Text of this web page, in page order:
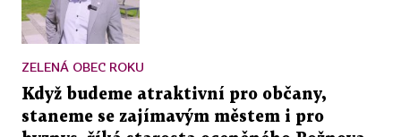
ZELENÁ OBEC ROKU
Když budeme atraktivní pro občany,
staneme se zajímavým městem i pro